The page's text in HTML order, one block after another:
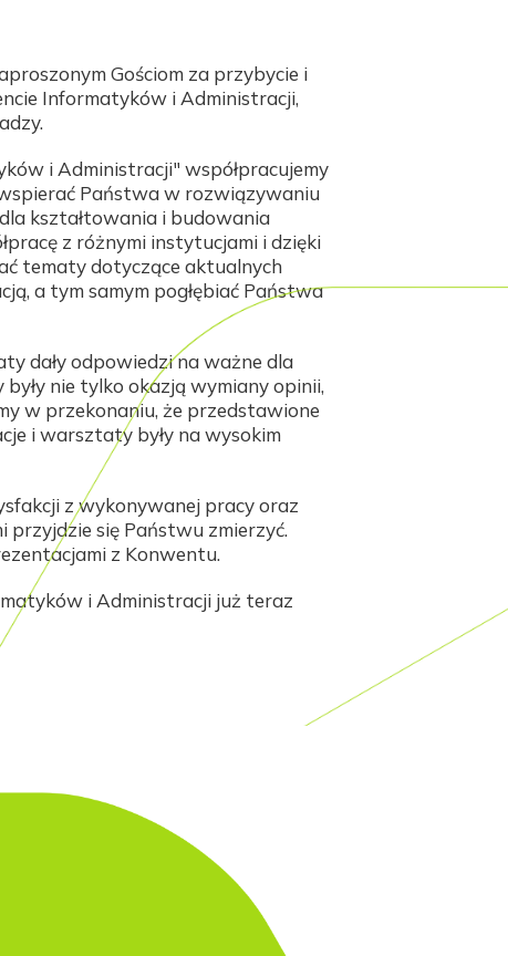
Gościom za przybycie i
Informatyków i Administracji,
i Administracji" współpracujemy
Państwa w rozwiązywaniu
kształtowania i budowania
z różnymi instytucjami i dzięki
tematy dotyczące aktualnych
a tym samym pogłębiać Państwa
dały odpowiedzi na ważne dla
nie tylko okazją wymiany opinii,
w przekonaniu, że przedstawione
i warsztaty były na wysokim
z wykonywanej pracy oraz
przyjdzie się Państwu zmierzyć.
z Konwentu.
i Administracji już teraz